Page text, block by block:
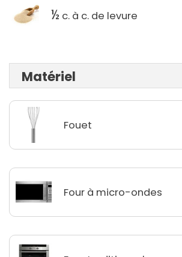
½ c. à c. de levure
Matériel
Fouet
Four à micro-ondes